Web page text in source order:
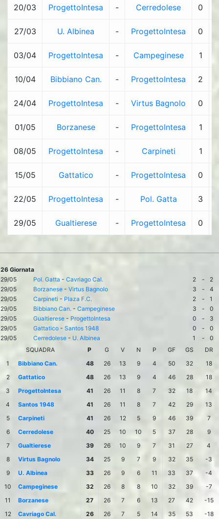
20/03 ProgettoIntesa - Cerredolese 0
27/03 U. Albinea - ProgettoIntesa 0
03/04 ProgettoIntesa - Campeginese 1
10/04 Bibbiano Can. - ProgettoIntesa 2
24/04 ProgettoIntesa - Virtus Bagnolo 0
01/05 Borzanese - ProgettoIntesa 1
08/05 ProgettoIntesa - Carpineti 1
15/05 Gattatico - ProgettoIntesa 0
22/05 ProgettoIntesa - Pol. Gatta 3
29/05 Gualtierese - ProgettoIntesa 0
26 Giornata
29/05
Pol. Gatta - Cavriago Cal. 2 -
2
29/05
Borzanese - Virtus Bagnolo 3 -
4
29/05
Carpineti - Plaza F.C. 2 -
1
29/05
Bibbiano Can. - Campeginese 3 -
0
29/05
Gualtierese - ProgettoIntesa 0 -
3
29/05
Gattatico - Santos 1948 0 -
0
29/05
Cerredolese - U. Albinea 1 -
0
SQUADRA
P G V N P GF GS
DR
1
Bibbiano Can. 48 26 13 9 4 50 32
18
2
Gattatico 48 26 13 9 4 46 28
18
3
ProgettoIntesa 41 26 11 8 7 32 18
14
4
Santos 1948 41 26 11 8 7 42 29
13
5
Carpineti 41 26 12 5 9 46 39
7
6
Cerredolese 40 25 10 10 5 37 28
9
7
Gualtierese 39 26 10 9 7 31 27
4
8
Virtus Bagnolo 34 25 9 7 9 32 35
-3
9
U. Albinea 33 26 9 6 11 33 37
-4
10
Campeginese 32 26 8 8 10 32 39
-7
11
Borzanese 27 26 7 6 13 27 42
-15
12
Cavriago Cal. 26 26 7 5 14 35 53 -18